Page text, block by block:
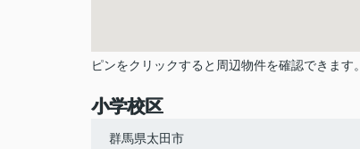
ピンをクリックすると周辺物件を確認できます。
小学校区
群馬県太田市